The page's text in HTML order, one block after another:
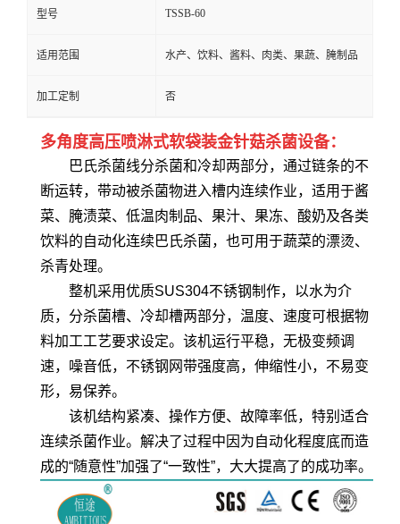
型号 TSSB-60
适用范围 水产、饮料、酱料、肉类、果蔬、腌制品
加工定制 否
多角度高压喷淋式软袋装金针菇杀菌设备：
巴氏杀菌线分杀菌和冷却两部分，通过链条的不
断运转，带动被杀菌物进入槽内连续作业，适用于酱
菜、腌渍菜、低温肉制品、果汁、果冻、酸奶及各类
饮料的自动化连续巴氏杀菌，也可用于蔬菜的漂烫、
杀青处理。
整机采用优质SUS304不锈钢制作，以水为介
质，分杀菌槽、冷却槽两部分，温度、速度可根据物
料加工工艺要求设定。该机运行平稳，无极变频调
速，噪音低，不锈钢网带强度高，伸缩性小，不易变
形，易保养。
该机结构紧凑、操作方便、故障率低，特别适合
连续杀菌作业。解决了过程中因为自动化程度底而造
成的“随意性”加强了“一致性”，大大提高了的成功率。